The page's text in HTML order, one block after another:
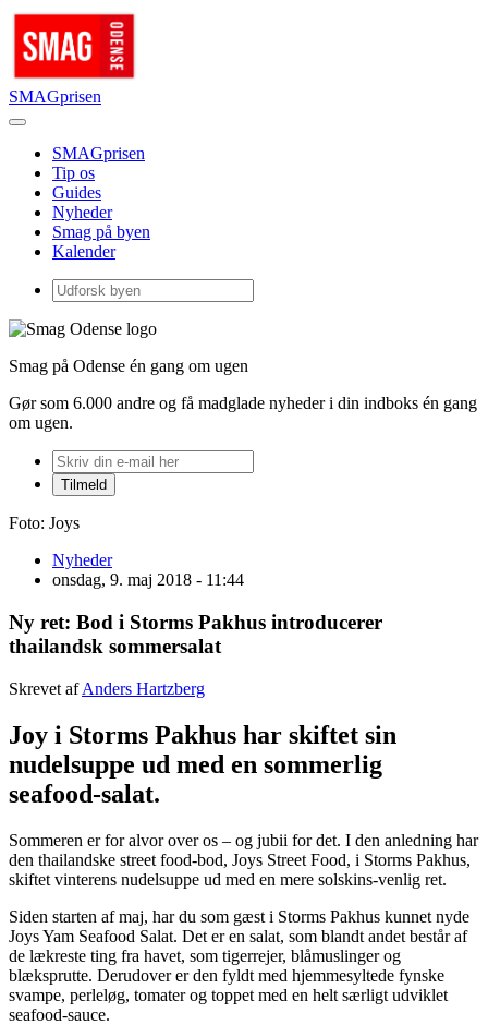
SMAGprisen
SMAGprisen
Tip os
Guides
Nyheder
Smag på byen
Kalender
Smag på Odense én gang om ugen
Gør som 6.000 andre og få madglade nyheder i din indboks én gang
om ugen.
Foto: Joys
Nyheder
onsdag, 9. maj 2018 - 11:44
Ny ret: Bod i Storms Pakhus introducerer
thailandsk sommersalat
Skrevet afAnders Hartzberg
Joy i Storms Pakhus har skiftet sin
nudelsuppe ud med en sommerlig
seafood-salat.
Sommeren er for alvor over os – og jubii for det. I den anledning har
den thailandske street food-bod, Joys Street Food, i Storms Pakhus,
skiftet vinterens nudelsuppe ud med en mere solskins-venlig ret.
Siden starten af maj, har du som gæst i Storms Pakhus kunnet nyde
Joys Yam Seafood Salat. Det er en salat, som blandt andet består af
de lækreste ting fra havet, som tigerrejer, blåmuslinger og
blæksprutte. Derudover er den fyldt med hjemmesyltede fynske
svampe, perleløg, tomater og toppet med en helt særligt udviklet
seafood-sauce.